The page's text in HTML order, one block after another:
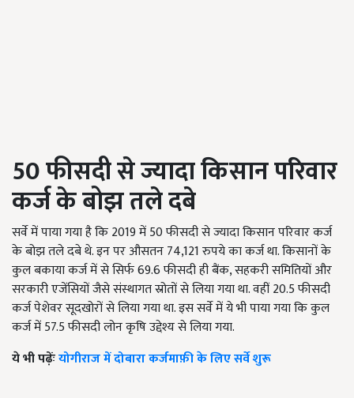
50फीसदी से ज्यादा किसान परिवार
कर्ज के बोझ तले दबे
सर्वे में पाया गया है कि 2019 में 50 फीसदी से ज्यादा किसान परिवार कर्ज
के बोझ तले दबे थे. इन पर औसतन 74,121 रुपये का कर्ज था. किसानों के
कुल बकाया कर्ज में से सिर्फ 69.6 फीसदी ही बैंक, सहकरी समितियों और
सरकारी एजेंसियों जैसे संस्थागत स्रोतों से लिया गया था. वहीं 20.5 फीसदी
कर्ज पेशेवर सूदखोरों से लिया गया था. इस सर्वे में ये भी पाया गया कि कुल
कर्ज में 57.5 फीसदी लोन कृषि उद्देश्य से लिया गया.
ये भी पढ़ेंःयोगीराज में दोबारा कर्जमाफ़ी के लिए सर्वे शुरू